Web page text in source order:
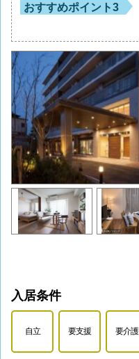
おすすめポイント3
入居条件
自立 要支援 要介護